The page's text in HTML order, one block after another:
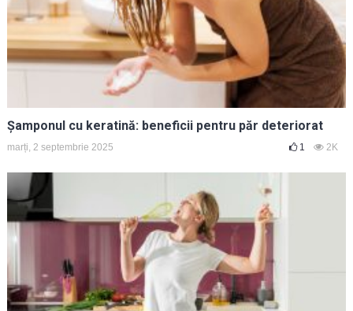
Șamponul cu keratină: beneficii pentru păr deteriorat
marți, 2 septembrie 2025 1 2K